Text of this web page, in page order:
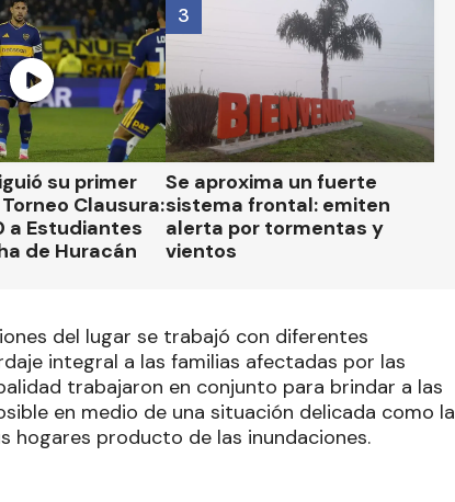
su primer
Clausura:
a Estudiantes
de Huracán
Se aproxima un fuerte
sistema frontal: emiten
alerta por tormentas y
vientos
3
del lugar se trabajó con diferentes
integral a las familias afectadas por las
trabajaron en conjunto para brindar a las
en medio de una situación delicada como la
hogares producto de las inundaciones.